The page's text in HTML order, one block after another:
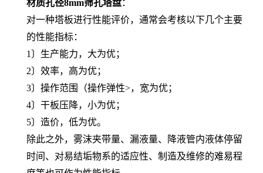
材质孔径8mm筛孔塔盘：
对一种塔板进行性能评价，通常会考核以下几个主要
的性能指标：
1〕生产能力，大为优；
2〕效率，高为优；
3〕操作范围（操作弹性>，宽为优；
4〕干板压降，小为优；
5〕造价，低为优。
除此之外，雾沫夹带量、漏液量、降液管内液体停留
时间、对易结垢物系的适应性、制造及维修的难易程